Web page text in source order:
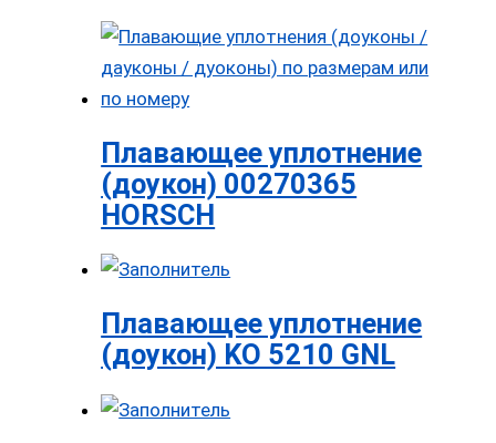
Плавающее уплотнение
(доукон) 00270365
HORSCH
Плавающее уплотнение
(доукон) KO 5210 GNL